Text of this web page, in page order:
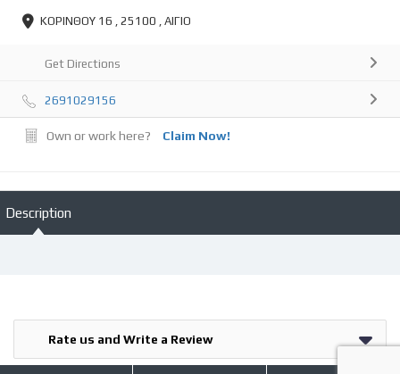
ΚΟΡΙΝΘΟΥ 16 , 25100 , ΑΙΓΙΟ
Get Directions
2691029156
Own or work here? Claim Now!
Description
Rate us and Write a Review